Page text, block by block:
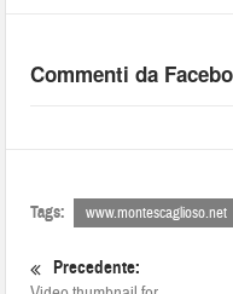
Commenti da
Tags: www.montescaglioso.net
Precedente: